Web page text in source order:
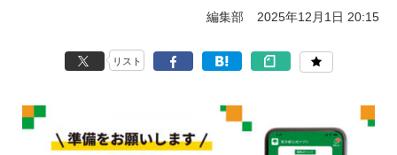
編集部 2025年12月1日 20:15
リスト